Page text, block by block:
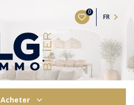
0
FR
Acheter